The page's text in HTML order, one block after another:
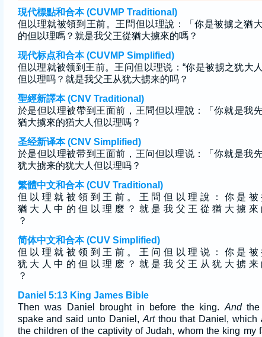
現代標點和合本 (CUVMP Traditional)
但以理就被領到王前。王問但以理說：「你是被擄之猶
的但以理嗎？就是我父王從猶大擄來的嗎？
现代标点和合本 (CUVMP Simplified)
但以理就被领到王前。王问但以理说：“你是被掳之犹大
但以理吗？就是我父王从犹大掳来的吗？
聖經新譯本 (CNV Traditional)
於是但以理被帶到王面前，王問但以理說：「你就是我
猶大擄來的猶大人但以理嗎？
圣经新译本 (CNV Simplified)
於是但以理被带到王面前，王问但以理说：「你就是我
犹大掳来的犹大人但以理吗？
繁體中文和合本 (CUV Traditional)
但 以 理 就 被 領 到 王 前 。 王 問 但 以 理 說 ： 你 是 被
猶 大 人 中 的 但 以 理 麼 ？ 就 是 我 父 王 從 猶 大 擄 來
？
简体中文和合本 (CUV Simplified)
但 以 理 就 被 领 到 王 前 。 王 问 但 以 理 说 ： 你 是 被
犹 大 人 中 的 但 以 理 麽 ？ 就 是 我 父 王 从 犹 大 掳 来
？
Daniel 5:13 King James Bible
Then was Daniel brought in before the king. Andthe
spake and said unto Daniel, Artthou that Daniel, which
the children of the captivity of Judah, whom the king my